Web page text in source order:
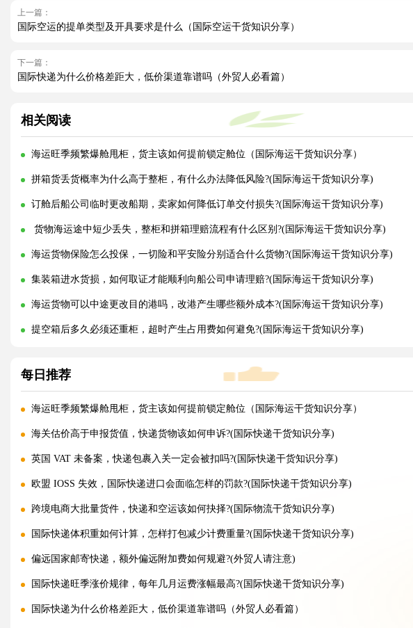
上一篇：
国际空运的提单类型及开具要求是什么（国际空运干货知识分享）
下一篇：
国际快递为什么价格差距大，低价渠道靠谱吗（外贸人必看篇）
相关阅读
海运旺季频繁爆舱甩柜，货主该如何提前锁定舱位（国际海运干货知识分享）
拼箱货丢货概率为什么高于整柜，有什么办法降低风险?(国际海运干货知识分享)
订舱后船公司临时更改船期，卖家如何降低订单交付损失?(国际海运干货知识分享)
货物海运途中短少丢失，整柜和拼箱理赔流程有什么区别?(国际海运干货知识分享)
海运货物保险怎么投保，一切险和平安险分别适合什么货物?(国际海运干货知识分享)
集装箱进水货损，如何取证才能顺利向船公司申请理赔?(国际海运干货知识分享)
海运货物可以中途更改目的港吗，改港产生哪些额外成本?(国际海运干货知识分享)
提空箱后多久必须还重柜，超时产生占用费如何避免?(国际海运干货知识分享)
每日推荐
海运旺季频繁爆舱甩柜，货主该如何提前锁定舱位（国际海运干货知识分享）
海关估价高于申报货值，快递货物该如何申诉?(国际快递干货知识分享)
英国 VAT 未备案，快递包裹入关一定会被扣吗?(国际快递干货知识分享)
欧盟 IOSS 失效，国际快递进口会面临怎样的罚款?(国际快递干货知识分享)
跨境电商大批量货件，快递和空运该如何抉择?(国际物流干货知识分享)
国际快递体积重如何计算，怎样打包减少计费重量?(国际快递干货知识分享)
偏远国家邮寄快递，额外偏远附加费如何规避?(外贸人请注意)
国际快递旺季涨价规律，每年几月运费涨幅最高?(国际快递干货知识分享)
国际快递为什么价格差距大，低价渠道靠谱吗（外贸人必看篇）